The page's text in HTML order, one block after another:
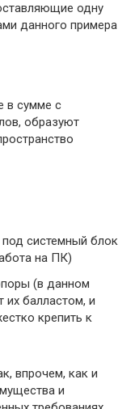
одну
данного примера
в сумме с
образуют
под системный блок
на ПК)
(в данном
их балластом, и
крепить к
впрочем, как и
и